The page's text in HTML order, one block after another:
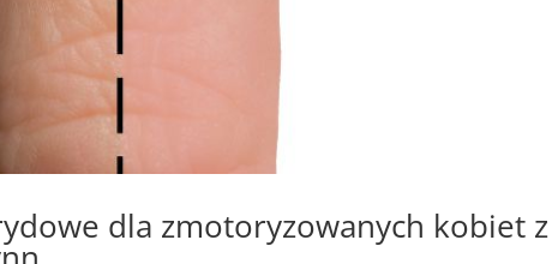
dla zmotoryzowanych kobiet z